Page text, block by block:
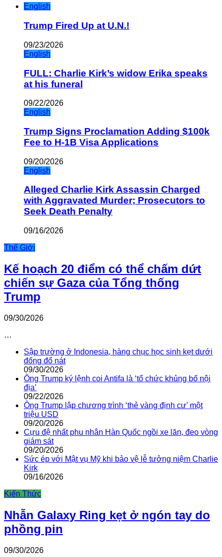
English
Trump Fired Up at U.N.!
09/23/2026
English
FULL: Charlie Kirk’s widow Erika speaks
at his funeral
09/22/2026
English
Trump Signs Proclamation Adding $100k
Fee to H-1B Visa Applications
09/20/2026
English
Alleged Charlie Kirk Assassin Charged
with Aggravated Murder; Prosecutors to
Seek Death Penalty
09/16/2026
Thế Giới
Kế hoạch 20 điểm có thể chấm dứt
chiến sự Gaza của Tổng thống
Trump
09/30/2026
…
Sập trường ở Indonesia, hàng chục học sinh kẹt dưới
đống đổ nát
09/30/2026
Ông Trump ký lệnh coi Antifa là ‘tổ chức khủng bố nội
địa’
09/22/2026
Ông Trump lập chương trình ‘thẻ vàng định cư’ một
triệu USD
09/20/2026
Cựu đệ nhất phu nhân Hàn Quốc ngồi xe lăn, đeo vòng
giám sát
09/20/2026
Sức ép với Mật vụ Mỹ khi bảo vệ lễ tưởng niệm Charlie
Kirk
09/16/2026
Kiến Thức
Nhẫn Galaxy Ring kẹt ở ngón tay do
phồng pin
09/30/2026